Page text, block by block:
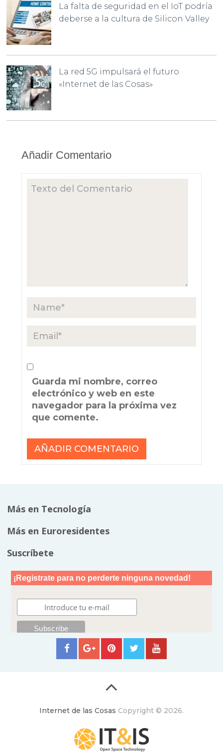
La falta de seguridad en el IoT podría
deberse a la cultura de Silicon Valley
La red 5G impulsará el futuro
«Internet de las Cosas»
Añadir Comentario
Guarda mi nombre, correo
electrónico y web en este
navegador para la próxima vez
que comente.
Más en Tecnología
Más en Euroresidentes
Suscríbete
Internet de las Cosas Copyright © 2026.